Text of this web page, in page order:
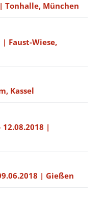
Tonhalle, München
Faust-Wiese,
Kassel
|
| Gießen